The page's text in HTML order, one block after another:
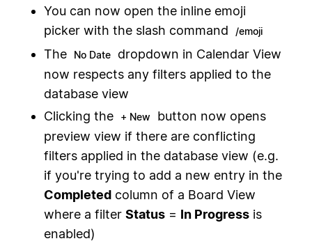
You can now open the inline emoji
picker with the slash command
/emoji
The No Date
dropdown in Calendar View
now respects any filters applied to the
database view
Clicking the
+ New
button now opens
preview view if there are conflicting
filters applied in the database view (e.g.
if you're trying to add a new entry in the
Completedcolumn of a Board View
where a filter Status= In Progressis
enabled)